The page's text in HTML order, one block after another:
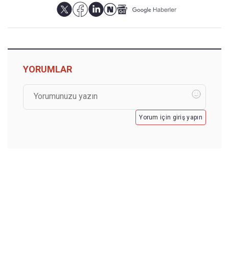
YORUMLAR
Yorum için giriş yapın